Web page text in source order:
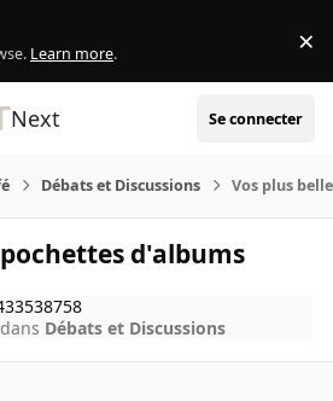
Learn more. ×
Next Se connecter
Débats et Discussions Vos plus
d'albums
dans Débats et Discussions